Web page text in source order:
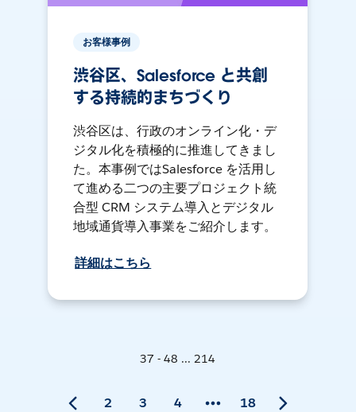
お客様事例
渋谷区、Salesforce と共創
する持続的まちづくり
渋谷区は、行政のオンライン化・デ
ジタル化を積極的に推進してきまし
た。本事例ではSalesforce を活用し
て進める二つの主要プロジェクト統
合型 CRM システム導入とデジタル
地域通貨導入事業をご紹介します。
詳細はこちら
37 - 48 ... 214
2 3 4 18